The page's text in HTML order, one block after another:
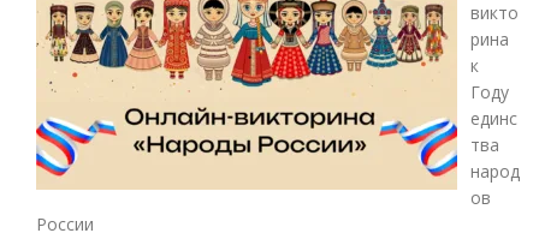
викто
рина
к
Году
единс
тва
народ
ов
России